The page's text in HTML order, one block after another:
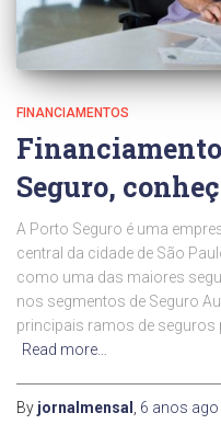
FINANCIAMENTOS
Seguro,
A Porto Seguro é uma
central da cidade de São
como uma das maiores
nos segmentos de Seguro
principais ramos de seguros
Read more…
By jornalmensal 6 anos ago